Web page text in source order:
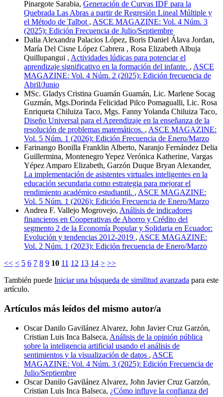
Pinargote Sarabia, Generación de Curvas IDF para la
Quebrada Las Abras a partir de Regresión Lineal Múltiple y
el Método de Talbot , ASCE MAGAZINE: Vol. 4 Núm. 3
(2025): Edición Frecuencia de Julio/Septiembre
Dalia Alexandra Palacios López, Boris Daniel Álava Jordan,
María Del Cisne López Cabrera , Rosa Elizabeth Albuja
Quillupangui , Actividades lúdicas para potenciar el
aprendizaje significativo en la formación del infante. , ASCE
MAGAZINE: Vol. 4 Núm. 2 (2025): Edición frecuencia de
Abril/Junio
MSc. Gladys Cristina Guamán Guamán, Lic. Marlene Socag
Guzmán, Mgs.Dorinda Felicidad Pilco Pomagualli, Lic. Rosa
Enriqueta Chiluiza Taco, Mgs. Fanny Yolanda Chiluiza Taco,
Diseño Universal para el Aprendizaje en la enseñanza de la
resolución de problemas matemáticos. , ASCE MAGAZINE:
Vol. 5 Núm. 1 (2026): Edición Frecuencia de Enero/Marzo
Farinango Bonilla Franklin Alberto, Naranjo Fernández Delia
Guillermina, Montenegro Yepez Verónica Katherine, Vargas
Yépez Amparo Elizabeth, Garzón Duque Bryan Alexander,
La implementación de asistentes virtuales inteligentes en la
educación secundaria como estrategia para mejorar el
rendimiento académico estudiantil. , ASCE MAGAZINE:
Vol. 5 Núm. 1 (2026): Edición Frecuencia de Enero/Marzo
Andrea F. Vallejo Mogrovejo, Análisis de indicadores
financieros en Cooperativas de Ahorro y Crédito del
segmento 2 de la Economía Popular y Solidaria en Ecuador:
Evolución y tendencias 2012-2019 , ASCE MAGAZINE:
Vol. 2 Núm. 1 (2023): Edición frecuencia de Enero/Marzo
<< < 5 6 7 8 9 10 11 12 13 14 > >>
También puede Iniciar una búsqueda de similitud avanzada para este
artículo.
Artículos más leídos del mismo autor/a
Oscar Danilo Gavilánez Alvarez, John Javier Cruz Garzón,
Cristian Luis Inca Balseca, Análisis de la opinión pública
sobre la inteligencia artificial usando el análisis de
sentimientos y la visualización de datos , ASCE
MAGAZINE: Vol. 4 Núm. 3 (2025): Edición Frecuencia de
Julio/Septiembre
Oscar Danilo Gavilánez Alvarez, John Javier Cruz Garzón,
Cristian Luis Inca Balseca, ¿Cómo influye la confianza del